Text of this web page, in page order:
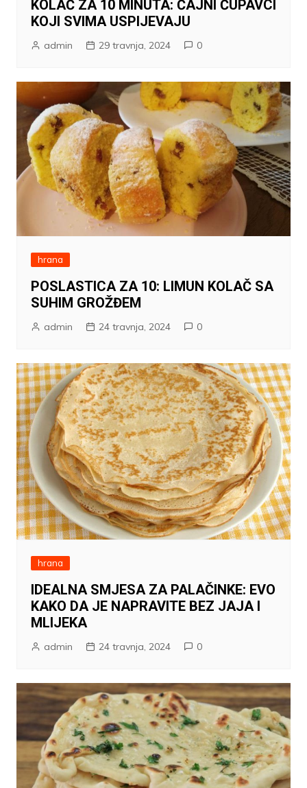
KOLAČ ZA 10 MINUTA: ČAJNI ČUPAVCI
KOJI SVIMA USPIJEVAJU
admin 29 travnja, 2024 0
hrana
POSLASTICA ZA 10: LIMUN KOLAČ SA
SUHIM GROŽĐEM
admin 24 travnja, 2024 0
hrana
IDEALNA SMJESA ZA PALAČINKE: EVO
KAKO DA JE NAPRAVITE BEZ JAJA I
MLIJEKA
admin 24 travnja, 2024 0